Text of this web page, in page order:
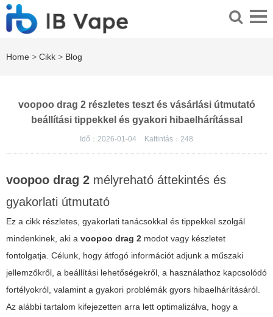
Home > Cikk > Blog
voopoo drag 2 részletes teszt és vásárlási útmutató
beállítási tippekkel és gyakori hibaelhárítással
Idő：2026-01-04 Kattintás： 248
voopoo drag 2 mélyreható áttekintés és
gyakorlati útmutató
Ez a cikk részletes, gyakorlati tanácsokkal és tippekkel szolgál
mindenkinek, aki a voopoo drag 2 modot vagy készletet
fontolgatja. Célunk, hogy átfogó információt adjunk a műszaki
jellemzőkről, a beállítási lehetőségekről, a használathoz kapcsolódó
fortélyokról, valamint a gyakori problémák gyors hibaelhárításáról.
Az alábbi tartalom kifejezetten arra lett optimalizálva, hogy a